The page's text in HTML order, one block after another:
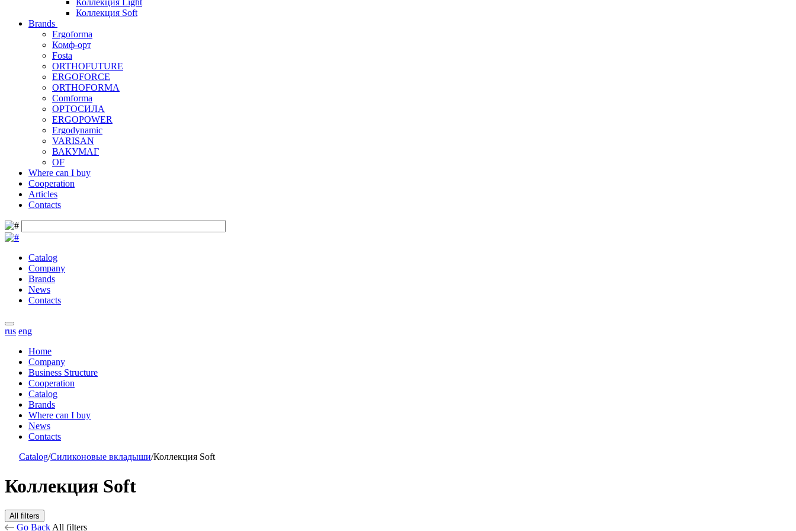
Коллекция Light
Коллекция Soft
Brands
Ergoforma
Комф-орт
Fosta
ORTHOFUTURE
ERGOFORCE
ORTHOFORMA
Comforma
ОРТОСИЛА
ERGOPOWER
Ergodynamic
VARISAN
ВАКУМАГ
OF
Where can I buy
Cooperation
Articles
Contacts
Catalog
Company
Brands
News
Contacts
rus eng
Home
Company
Business Structure
Cooperation
Catalog
Brands
Where can I buy
News
Contacts
Catalog/Силиконовые вкладыши/Коллекция Soft
Коллекция Soft
All filters
Go Back All filters